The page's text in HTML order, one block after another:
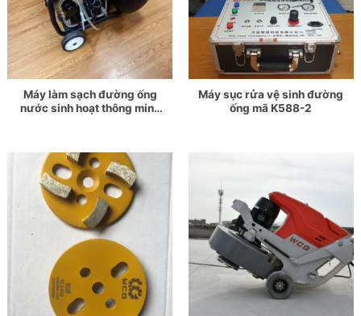
Máy làm sạch đường ống
nước sinh hoạt thông minh
Máy sục rửa vệ sinh đường
ống mã K588-2